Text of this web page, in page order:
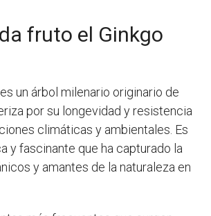
fruto el Ginkgo
es un árbol milenario originario de
por su longevidad y resistencia
climáticas y ambientales. Es
y fascinante que ha capturado la
y amantes de la naturaleza en